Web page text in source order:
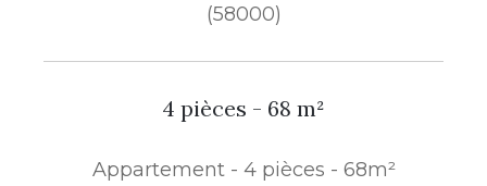
(58000)
4 pièces - 68 m²
Appartement - 4 pièces - 68m²
CRITÈRES
SUPPLÉMENTAIRES